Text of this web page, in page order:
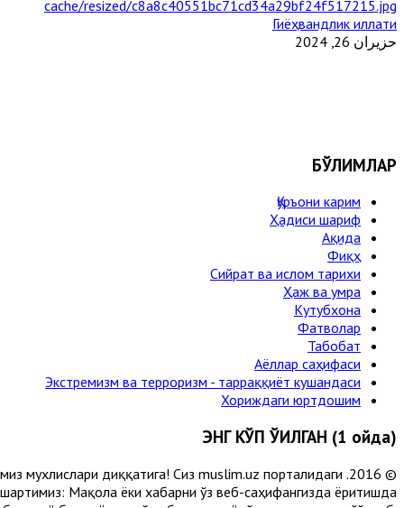
Гиёҳвандлик иллати
حزيران 26, 2024
БЎЛИМЛАР
Қуръони карим
Ҳадиси шариф
Ақида
Фиқҳ
Сийрат ва ислом тарихи
Ҳаж ва умра
Кутубхона
Фатволар
Табобат
Аёллар саҳифаси
Экстремизм ва терроризм - тарраққиёт кушандаси
Хориждаги юртдошим
ЭНГ КЎП ЎҚИЛГАН (1 ойда)
мухлислари диққатига! Сиз muslim.uz порталидаги
Мақола ёки хабарни ўз веб-саҳифангизда ёритишда